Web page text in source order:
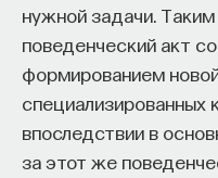
нужной задачи.
поведенческий акт
формированием
специализированных
впоследствии в
за этот же